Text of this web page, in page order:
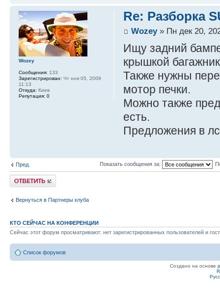
Re: Разборка
Wozey» Пн дек 20,
Ищу задний
крышкой
Также нужны
мотор печки.
Можно также
есть.
Предложения в лс
Wozey
Сообщения: 133
Зарегистрирован: Чт ноя 05, 2009
11:13
Откуда: Киев
Репутация: 0
Пред. Показать сообщения за:
Ответить
Вернуться в Партнеры клуба
КТО СЕЙЧАС НА КОНФЕРЕНЦИИ
Сейчас этот форум просматривают: нет зарегистрированных пользователей и
Список форумов
Создано на основе